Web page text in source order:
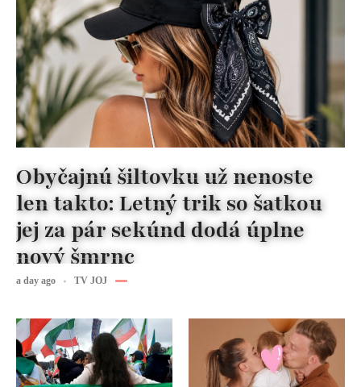
Obyčajnú šiltovku už nenoste
len takto: Letný trik so šatkou
jej za pár sekúnd dodá úplne
nový šmrnc
a day ago TV JOJ